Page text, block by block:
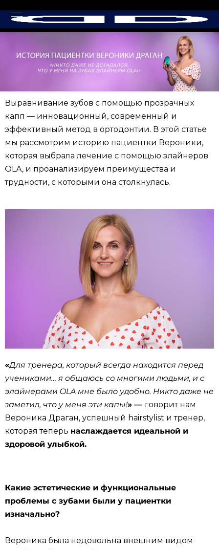
Выравнивание зубов с помощью прозрачных
капп — инновационный, современный и
эффективный метод в ортодонтии. В этой статье
мы рассмотрим историю пациентки Вероники,
которая выбрала лечение с помощью элайнеров
OLA, и проанализируем преимущества и
трудности, с которыми она столкнулась.
«Для тренера, который всегда находится перед
учениками… я общаюсь со многими людьми, и с
элайнерами OLA мне было удобно. Никто даже не
заметил, что у меня эти капы!» — говорит нам
Вероника Драган, успешный hairstylist и тренер,
которая теперь наслаждается идеальной и
здоровой улыбкой.
Какие эстетические и функциональные
проблемы с зубами были у пациентки
изначально?
Вероника была недовольна внешним видом